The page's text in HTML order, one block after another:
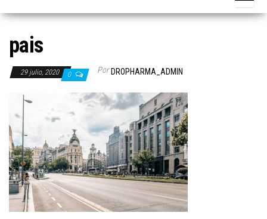
pais
29 julio, 2020 0 Por DROPHARMA_ADMIN